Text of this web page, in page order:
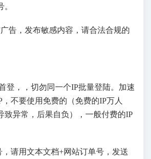
告，发布敏感内容，请合法合规的
登，，切勿同一个IP批量登陆。加速
不要使用免费的（免费的IP万人
致异常，后果自负），一般付费的IP
，请用文本文档+网站订单号，发送